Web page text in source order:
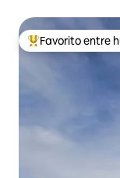
Favorito entre
Favorito entre